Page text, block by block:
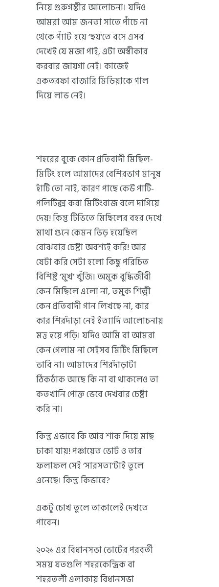
নিয়ে গুরুগম্ভীর আলোচনা। যদিও
আমরা আম জনতা সাতে পাঁচে না
থেকে গ্যাঁট হয়ে ‘ছয়’তে বসে এসব
দেখেই যে মজা পাই, এটা অস্বীকার
করবার জায়গা নেই। কাজেই
একতরফা বাজারি মিডিয়াকে গাল
দিয়ে লাভ নেই।
শহরের বুকে কোন প্রতিবাদী মিছিল-
মিটিং হলে আমাদের বেশিরভাগ মানুষ
হাঁটি তো নাই, কারণ পাছে কেউ পার্টি-
পলিটিক্স করা মিটিংবাজ বলে দাগিয়ে
দেয়! কিন্তু টিভিতে মিছিলের বহর দেখে
মাথা গুনে কেমন ভিড় হয়েছিল
বোঝবার চেষ্টা অবশ্যই করি! আর
যেটা করি সেটা হলো কিছু পরিচিত
বিশিষ্ট ‘মুখ’ খুঁজি। অমুক বুদ্ধিজীবী
কেন মিছিলে এলো না, তমুক শিল্পী
কেন প্রতিবাদী গান লিখছে না, কার
কার শিরদাঁড়া নেই ইত্যাদি আলোচনায়
মত্ত হয়ে পড়ি। যদিও আমি বা আমরা
কেন গেলাম না সেইসব মিটিং মিছিলে
ভাবি না। আমাদের শিরদাঁড়াটা
ঠিকঠাক আছে কি না বা থাকলেও তা
কতখানি পোক্ত ভেবে দেখবার চেষ্টা
করি না।
কিন্তু এভাবে কি আর শাক দিয়ে মাছ
ঢাকা যায়! পঞ্চায়েত ভোট ও তার
ফলাফল সেই ‘সারসত্য’টাই তুলে
এনেছে। কিন্তু কিভাবে?
একটু চোখ তুলে তাকালেই দেখতে
পাবেন।
২০২১ এর বিধানসভা ভোটের পরবর্তী
সময় যতগুলি শহরকেন্দ্রিক বা
শহরতলী এলাকায় বিধানসভা